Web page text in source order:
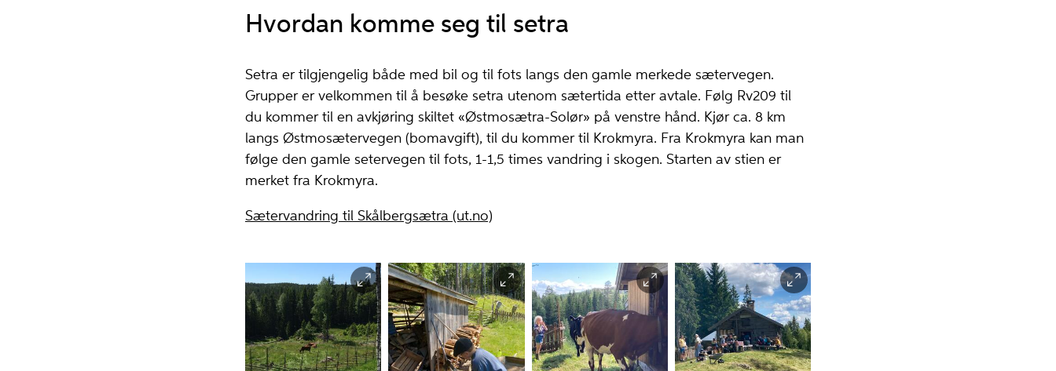
Hvordan komme seg til setra
Setra er tilgjengelig både med bil og til fots langs den gamle merkede sætervegen.
Grupper er velkommen til å besøke setra utenom sætertida etter avtale. Følg Rv209 til
du kommer til en avkjøring skiltet «Østmosætra-Solør» på venstre hånd. Kjør ca. 8 km
langs Østmosætervegen (bomavgift), til du kommer til Krokmyra. Fra Krokmyra kan man
følge den gamle setervegen til fots, 1-1,5 times vandring i skogen. Starten av stien er
merket fra Krokmyra.
Sætervandring til Skålbergsætra (ut.no)
Utsikt over
setervangen og kyr
Sommer på